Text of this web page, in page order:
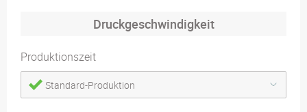
Druckgeschwindigkeit
Produktionszeit
Standard-Produktion